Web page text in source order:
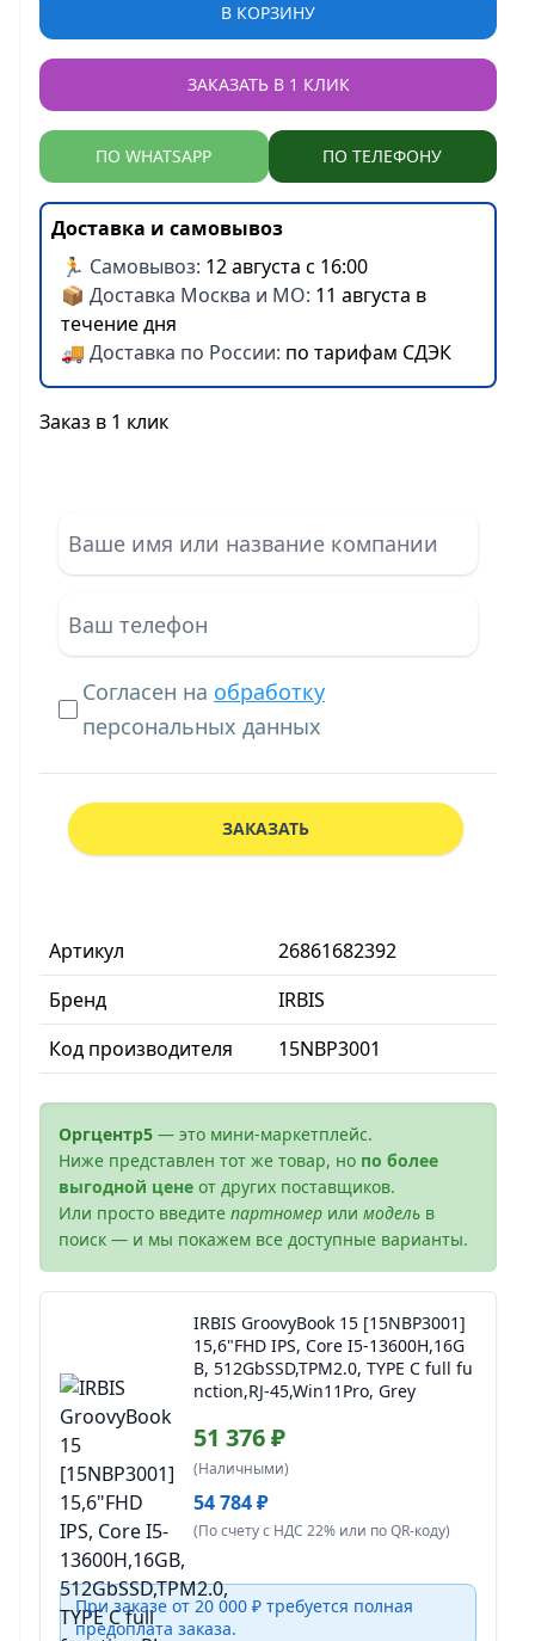
Артикул
26861682392
Бренд
IRBIS
Код производителя
15NBP3001
Оргцентр5 — это мини-маркетплейс.
Ниже представлен тот же товар, но по более
выгодной цене от других поставщиков.
Или просто введите партномер или модель в
поиск — и мы покажем все доступные варианты.
IRBIS GroovyBook 15 [15NBP3001]
15,6"FHD IPS, Core I5-13600H,16G
B, 512GbSSD,TPM2.0, TYPE C full fu
nction,RJ-45,Win11Pro, Grey
51 376 ₽
(Наличными)
54 784 ₽
(По счету с НДС 22% или по QR-коду)
При заказе от 20 000 ₽ требуется полная
предоплата заказа.
В КОРЗИНУ
ЗАКАЗАТЬ В 1 КЛИК
ПО WHATSAPP ПО ТЕЛЕФОНУ
Доставка и самовывоз
🏃 Самовывоз: 12 августа с 16:00
📦 Доставка Москва и МО: 11 августа в
течение дня
🚚 Доставка по России: по тарифам СДЭК
Заказ в 1 клик
Согласен на обработку
персональных данных
ЗАКАЗАТЬ